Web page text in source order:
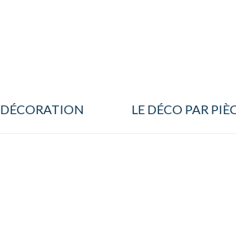
DÉCORATION LE DÉCO PAR